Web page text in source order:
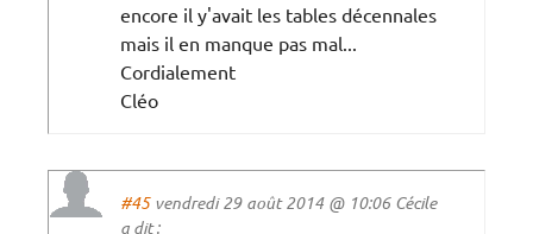
encore il y'avait les tables décennales
mais il en manque pas mal...
Cordialement
Cléo
#45vendredi 29 août 2014 @ 10:06 Cécile
a dit :